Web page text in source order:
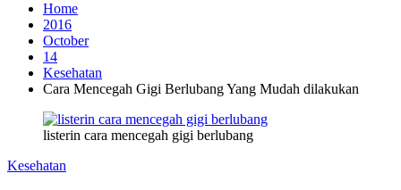
Home
2016
October
14
Kesehatan
Cara Mencegah Gigi Berlubang Yang Mudah dilakukan
listerin cara mencegah gigi berlubang
Kesehatan